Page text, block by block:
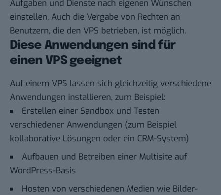
Aufgaben und Dienste nach eigenen Wünschen
einstellen. Auch die Vergabe von Rechten an
Benutzern, die den VPS betrieben, ist möglich.
Diese Anwendungen sind für
einen VPS geeignet
Auf einem VPS lassen sich gleichzeitig verschiedene
Anwendungen installieren, zum Beispiel:
Erstellen einer Sandbox und Testen
verschiedener Anwendungen (zum Beispiel
kollaborative Lösungen oder ein CRM-System)
Aufbauen und Betreiben einer Multisite auf
WordPress-Basis
Hosten von verschiedenen Medien wie Bilder-